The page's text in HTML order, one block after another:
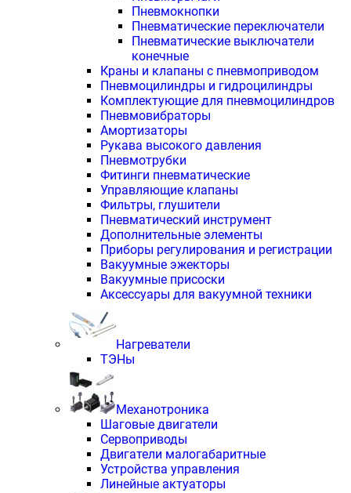
Пневмокнопки
Пневматические переключатели
Пневматические выключатели
конечные
Краны и клапаны с пневмоприводом
Пневмоцилиндры и гидроцилиндры
Комплектующие для пневмоцилиндров
Пневмовибраторы
Амортизаторы
Рукава высокого давления
Пневмотрубки
Фитинги пневматические
Управляющие клапаны
Фильтры, глушители
Пневматический инструмент
Дополнительные элементы
Приборы регулирования и регистрации
Вакуумные эжекторы
Вакуумные присоски
Аксессуары для вакуумной техники
Нагреватели
ТЭНы
Механотроника
Шаговые двигатели
Сервоприводы
Двигатели малогабаритные
Устройства управления
Линейные актуаторы